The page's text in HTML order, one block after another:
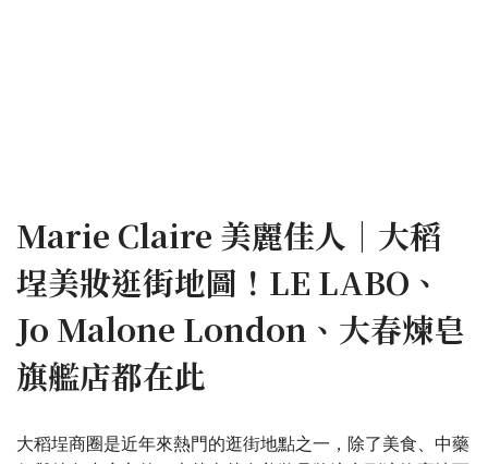
Marie Claire 美麗佳人｜大稻
埕美妝逛街地圖！LE LABO、
Jo Malone London、大春煉皂
旗艦店都在此
大稻埕商圈是近年來熱門的逛街地點之一，除了美食、中藥